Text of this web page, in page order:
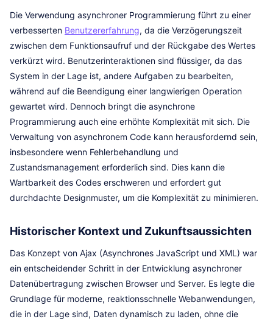
Die Verwendung asynchroner Programmierung führt zu einer
verbesserten Benutzererfahrung, da die Verzögerungszeit
zwischen dem Funktionsaufruf und der Rückgabe des Wertes
verkürzt wird. Benutzerinteraktionen sind flüssiger, da das
System in der Lage ist, andere Aufgaben zu bearbeiten,
während auf die Beendigung einer langwierigen Operation
gewartet wird. Dennoch bringt die asynchrone
Programmierung auch eine erhöhte Komplexität mit sich. Die
Verwaltung von asynchronem Code kann herausfordernd sein,
insbesondere wenn Fehlerbehandlung und
Zustandsmanagement erforderlich sind. Dies kann die
Wartbarkeit des Codes erschweren und erfordert gut
durchdachte Designmuster, um die Komplexität zu minimieren.
Historischer Kontext und Zukunftsaussichten
Das Konzept von Ajax (Asynchrones JavaScript und XML) war
ein entscheidender Schritt in der Entwicklung asynchroner
Datenübertragung zwischen Browser und Server. Es legte die
Grundlage für moderne, reaktionsschnelle Webanwendungen,
die in der Lage sind, Daten dynamisch zu laden, ohne die